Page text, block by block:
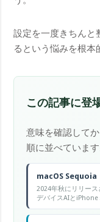
設定を一度きちんと
るという悩みを根本
この記事に登
意味を確認して
順に並べています
macOS Sequoia
2024年秋にリリー
デバイスAIとiPhone